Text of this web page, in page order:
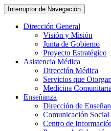
Interruptor de Navegación
Dirección General
Visión y Misión
Junta de Gobierno
Proyecto Estratégico
Asistencia Médica
Dirección Médica
Servicios que
Medicina Comunitaria
Enseñanza
Dirección de
Comunicación Social
Centro de